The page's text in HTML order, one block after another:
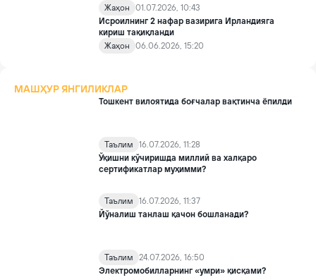
Жаҳон
01.07.2026, 10:43
Исроилнинг 2 нафар вазирига Ирландияга
кириш тақиқланди
Жаҳон
06.06.2026, 15:20
МАШҲУР ЯНГИЛИКЛАР
Тошкент вилоятида боғчалар вақтинча ёпилди
Таълим
16.07.2026, 11:28
Ўқишни кўчиришда миллий ва халқаро
сертификатлар муҳимми?
Таълим
16.07.2026, 11:37
Йўналиш танлаш қачон бошланади?
Таълим
24.07.2026, 16:50
Электромобилларнинг «умри» қисқами?